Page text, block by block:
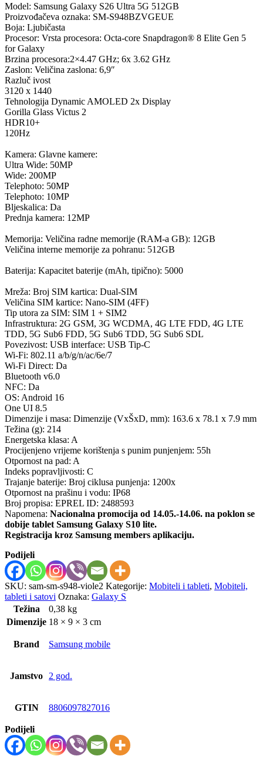
Model: Samsung Galaxy S26 Ultra 5G 512GB
Proizvođačeva oznaka: SM-S948BZVGEUE
Boja: Ljubičasta
Procesor: Vrsta procesora: Octa-core Snapdragon® 8 Elite Gen 5
for Galaxy
Brzina procesora:2×4.47 GHz; 6x 3.62 GHz
Zaslon: Veličina zaslona: 6,9″
Razluč ivost
3120 x 1440
Tehnologija Dynamic AMOLED 2x Display
Gorilla Glass Victus 2
HDR10+
120Hz
Kamera: Glavne kamere:
Ultra Wide: 50MP
Wide: 200MP
Telephoto: 50MP
Telephoto: 10MP
Bljeskalica: Da
Prednja kamera: 12MP
Memorija: Veličina radne memorije (RAM-a GB): 12GB
Veličina interne memorije za pohranu: 512GB
Baterija: Kapacitet baterije (mAh, tipično): 5000
Mreža: Broj SIM kartica: Dual-SIM
Veličina SIM kartice: Nano-SIM (4FF)
Tip utora za SIM: SIM 1 + SIM2
Infrastruktura: 2G GSM, 3G WCDMA, 4G LTE FDD, 4G LTE
TDD, 5G Sub6 FDD, 5G Sub6 TDD, 5G Sub6 SDL
Povezivost: USB interface: USB Tip-C
Wi-Fi: 802.11 a/b/g/n/ac/6e/7
Wi-Fi Direct: Da
Bluetooth v6.0
NFC: Da
OS: Android 16
One UI 8.5
Dimenzije i masa: Dimenzije (VxŠxD, mm): 163.6 x 78.1 x 7.9 mm
Težina (g): 214
Energetska klasa: A
Procijenjeno vrijeme korištenja s punim punjenjem: 55h
Otpornost na pad: A
Indeks popravljivosti: C
Trajanje baterije: Broj ciklusa punjenja: 1200x
Otpornost na prašinu i vodu: IP68
Broj propisa: EPREL ID: 2488593
Napomena: Nacionalna promocija od 14.05.-14.06. na poklon se
dobije tablet Samsung Galaxy S10 lite.
Registracija kroz Samsung members aplikaciju.
Podijeli
SKU: sam-sm-s948-viole2 Kategorije: Mobiteli i tableti, Mobiteli,
tableti i satovi Oznaka: Galaxy S
Težina
0,38 kg
Dimenzije 18 × 9 × 3 cm
Brand Samsung mobile
Jamstvo 2 god.
GTIN 8806097827016
Podijeli